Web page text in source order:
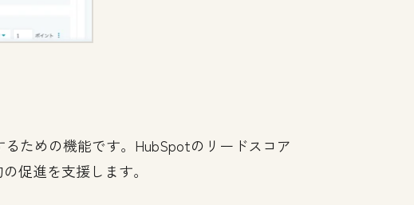
ための機能です。HubSpotのリードスコア
促進を支援します。